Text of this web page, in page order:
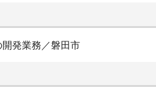
発業務／磐田市